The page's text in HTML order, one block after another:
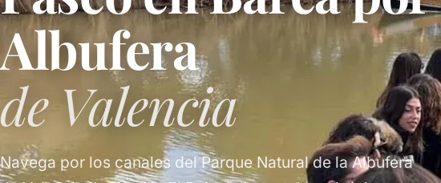
Albufera
de Valencia
Navega por los canales del Parque Natural de la Albufera